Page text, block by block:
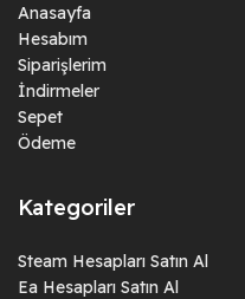
Anasayfa
Hesabım
Siparişlerim
İndirmeler
Sepet
Ödeme
Kategoriler
Steam Hesapları Satın Al
Ea Hesapları Satın Al